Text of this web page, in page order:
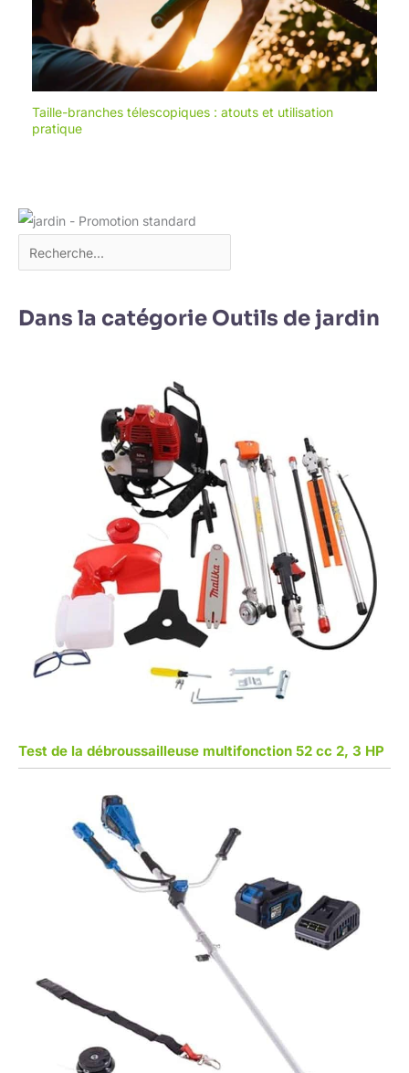
portables. Polyvalence
professionnelle et cadeau
parfait : ces ciseaux
électriques redéfinissent
le jardinage : ils peuvent
couper des branches
diamètre dans les
les rendent adaptés aux
experts et aux amateurs.
Taille-branches télescopiques : atouts et utilisation
pratique
Dans la catégorie Outils de jardin
Test de la débroussailleuse multifonction 52 cc 2, 3 HP